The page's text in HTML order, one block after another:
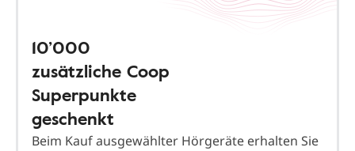
10’000
zusätzliche Coop
Superpunkte
geschenkt
Beim Kauf ausgewählter Hörgeräte erhalten Sie